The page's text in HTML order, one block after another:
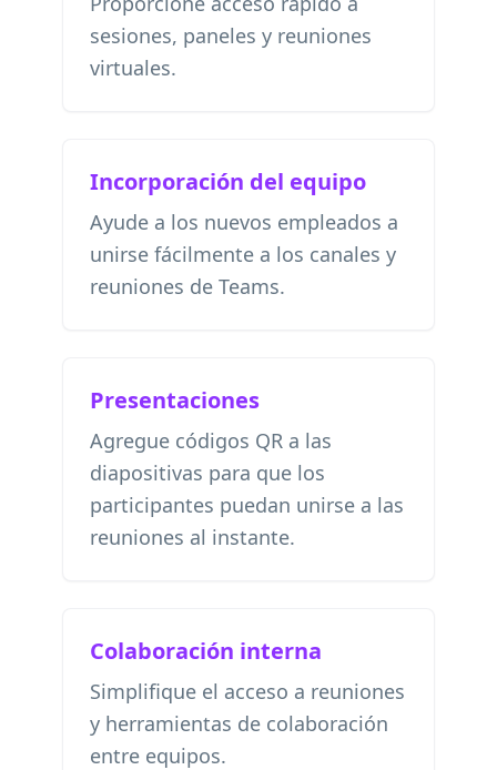
sesiones, paneles y reuniones
virtuales.
Incorporación del equipo
Ayude a los nuevos empleados a
unirse fácilmente a los canales y
reuniones de Teams.
Presentaciones
Agregue códigos QR a las
diapositivas para que los
participantes puedan unirse a las
reuniones al instante.
Colaboración interna
Simplifique el acceso a reuniones
y herramientas de colaboración
entre equipos.